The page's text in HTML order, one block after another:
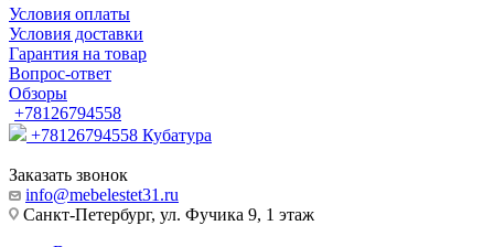
Условия оплаты
Условия доставки
Гарантия на товар
Вопрос-ответ
Обзоры
+78126794558
+78126794558 Кубатура
Заказать звонок
info@mebelestet31.ru
Санкт-Петербург, ул. Фучика 9, 1 этаж